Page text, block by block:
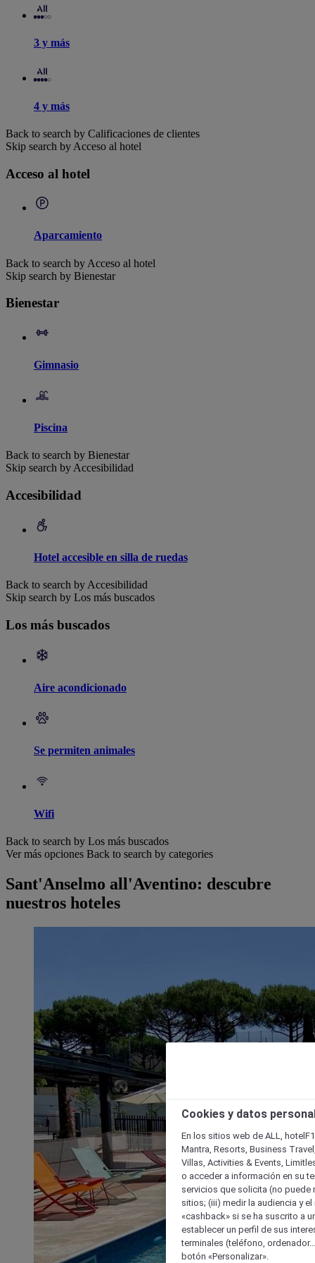
3 y más
4 y más
Back to search by Calificaciones de clientes
Skip search by Acceso al hotel
Acceso al hotel
Aparcamiento
Back to search by Acceso al hotel
Skip search by Bienestar
Bienestar
Gimnasio
Piscina
Back to search by Bienestar
Skip search by Accesibilidad
Accesibilidad
Hotel accesible en silla de ruedas
Back to search by Accesibilidad
Skip search by Los más buscados
Los más buscados
Aire acondicionado
Se permiten animales
Wifi
Back to search by Los más buscados
Ver más opciones Back to search by categories
Sant'Anselmo all'Aventino: descubre
nuestros hoteles
Cookies y datos
En los sitios web de ALL,
Mantra, Resorts, Business
Villas, Activities & Events,
o acceder a información en su
servicios que solicita (no puede
sitios; (iii) medir la audiencia y
«cashback» si se ha suscrito a
establecer un perfil de sus
terminales (teléfono,
botón «Personalizar».